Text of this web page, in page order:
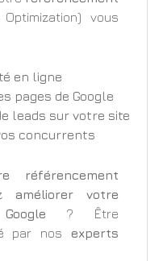
vous
en ligne
pages de Google
leads sur votre site
concurrents
référencement
améliorer votre
? Être
par nosexperts